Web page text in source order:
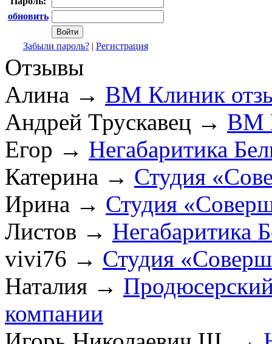
обновить
Забыли пароль?| Регистрация
Отзывы
Алина → ВМ Клиник
Андрей Трускавец → ВМ
Егор → Негабаритика
Катерина → Студия
Ирина → Студия
Листов → Негабаритика
vivi76 → Студия
Наталия →
компании